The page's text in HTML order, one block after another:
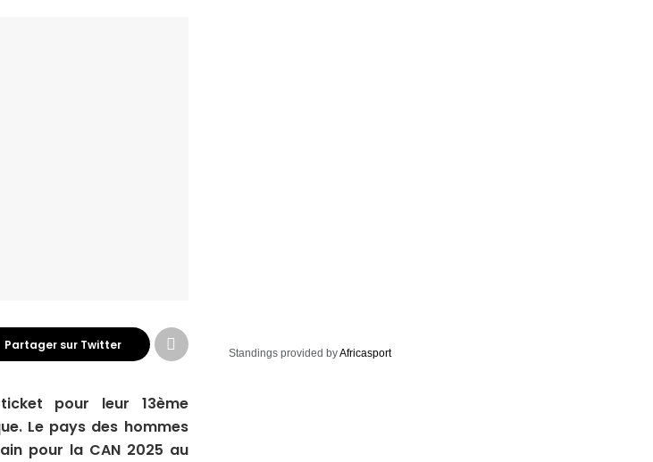
Partager sur Twitter
pour leur 13ème
Le pays des hommes
pour la CAN 2025 au
Standings provided byAfricasport